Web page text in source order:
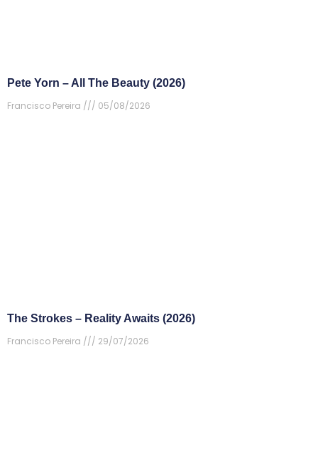
Pete Yorn – All The Beauty (2026)
Francisco Pereira
05/08/2026
The Strokes – Reality Awaits (2026)
Francisco Pereira
29/07/2026